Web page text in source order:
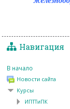
Навигация
В начало
Новости сайта
Курсы
ИПТТиПК